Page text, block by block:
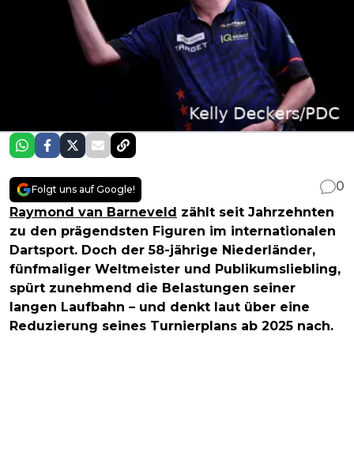
Folgt uns auf Google!
0
Raymond van Barneveld zählt seit Jahrzehnten
zu den prägendsten Figuren im internationalen
Dartsport. Doch der 58-jährige Niederländer,
fünfmaliger Weltmeister und Publikumsliebling,
spürt zunehmend die Belastungen seiner
langen Laufbahn – und denkt laut über eine
Reduzierung seines Turnierplans ab 2025 nach.